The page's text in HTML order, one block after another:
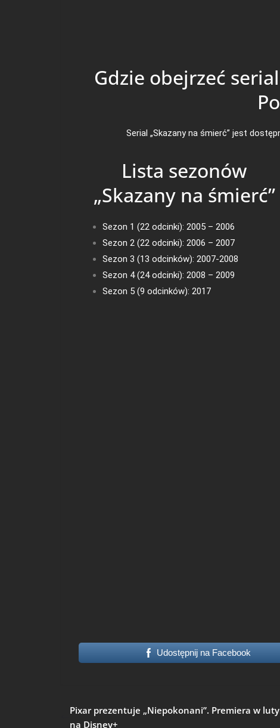
Gdzie obejrzeć
Serial „Skazany na śmierć” jest
Lista sezonów
„Skazany na śmierć”
Sezon 1 (22 odcinki): 2005 – 2006
Sezon 2 (22 odcinki): 2006 – 2007
Sezon 3 (13 odcinków): 2007-2008
Sezon 4 (24 odcinki): 2008 – 2009
Sezon 5 (9 odcinków): 2017
Udostępnij na Facebook
Pixar prezentuje „Niepokonani”. Premiera w
na Disney+